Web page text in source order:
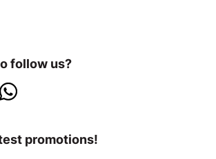
follow us?
promotions!